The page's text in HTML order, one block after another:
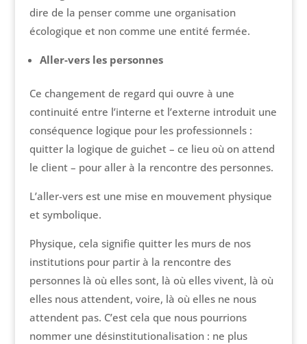
dire de la penser comme une organisation
écologique et non comme une entité fermée.
Aller-vers les personnes
Ce changement de regard qui ouvre à une
continuité entre l’interne et l’externe introduit une
conséquence logique pour les professionnels :
quitter la logique de guichet – ce lieu où on attend
le client – pour aller à la rencontre des personnes.
L’aller-vers est une mise en mouvement physique
et symbolique.
Physique, cela signifie quitter les murs de nos
institutions pour partir à la rencontre des
personnes là où elles sont, là où elles vivent, là où
elles nous attendent, voire, là où elles ne nous
attendent pas. C’est cela que nous pourrions
nommer une désinstitutionalisation : ne plus